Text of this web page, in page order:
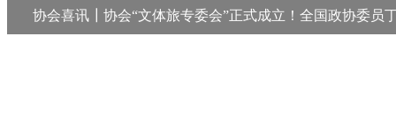
协会喜讯┃协会“文体旅专委会”正式成立！全国政协委员